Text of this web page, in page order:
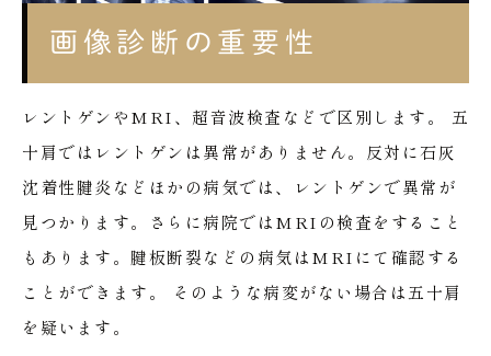
画像診断の重要性
レントゲンやMRI、超音波検査などで区別します。
五
十肩ではレントゲンは異常がありません。反対に石灰
沈着性腱炎などほかの病気では、レントゲンで異常が
見つかります。さらに病院ではMRIの検査をすること
もあります。腱板断裂などの病気はMRIにて確認する
ことができます。
そのような病変がない場合は五十肩
を疑います。